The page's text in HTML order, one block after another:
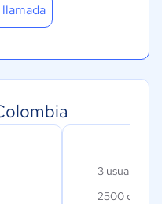
3 usuarios
2500